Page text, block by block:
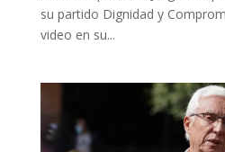
su partido Dignidad y
video en su...